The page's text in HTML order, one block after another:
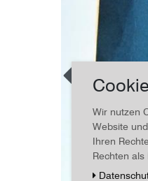
Wir nutzen
Website
Ihren
Rechten